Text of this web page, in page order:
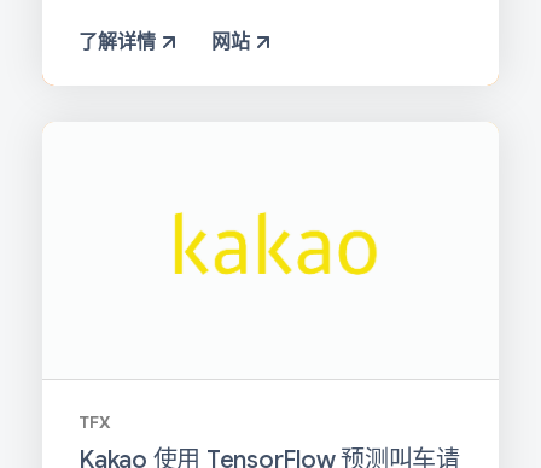
了解详情 网站
TFX
Kakao 使用 TensorFlow 预测叫车请